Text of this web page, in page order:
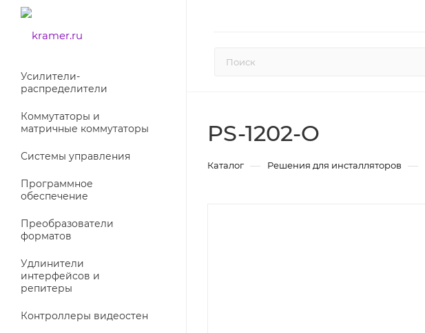
Усилители-
раcпределители
Коммутаторы и
матричные коммутаторы
Системы управления
Программное
обеспечение
Преобразователи
форматов
Удлинители
интерфейсов и
репитеры
Контроллеры видеостен
PS-1202-O
Каталог — Решения для инсталляторов —